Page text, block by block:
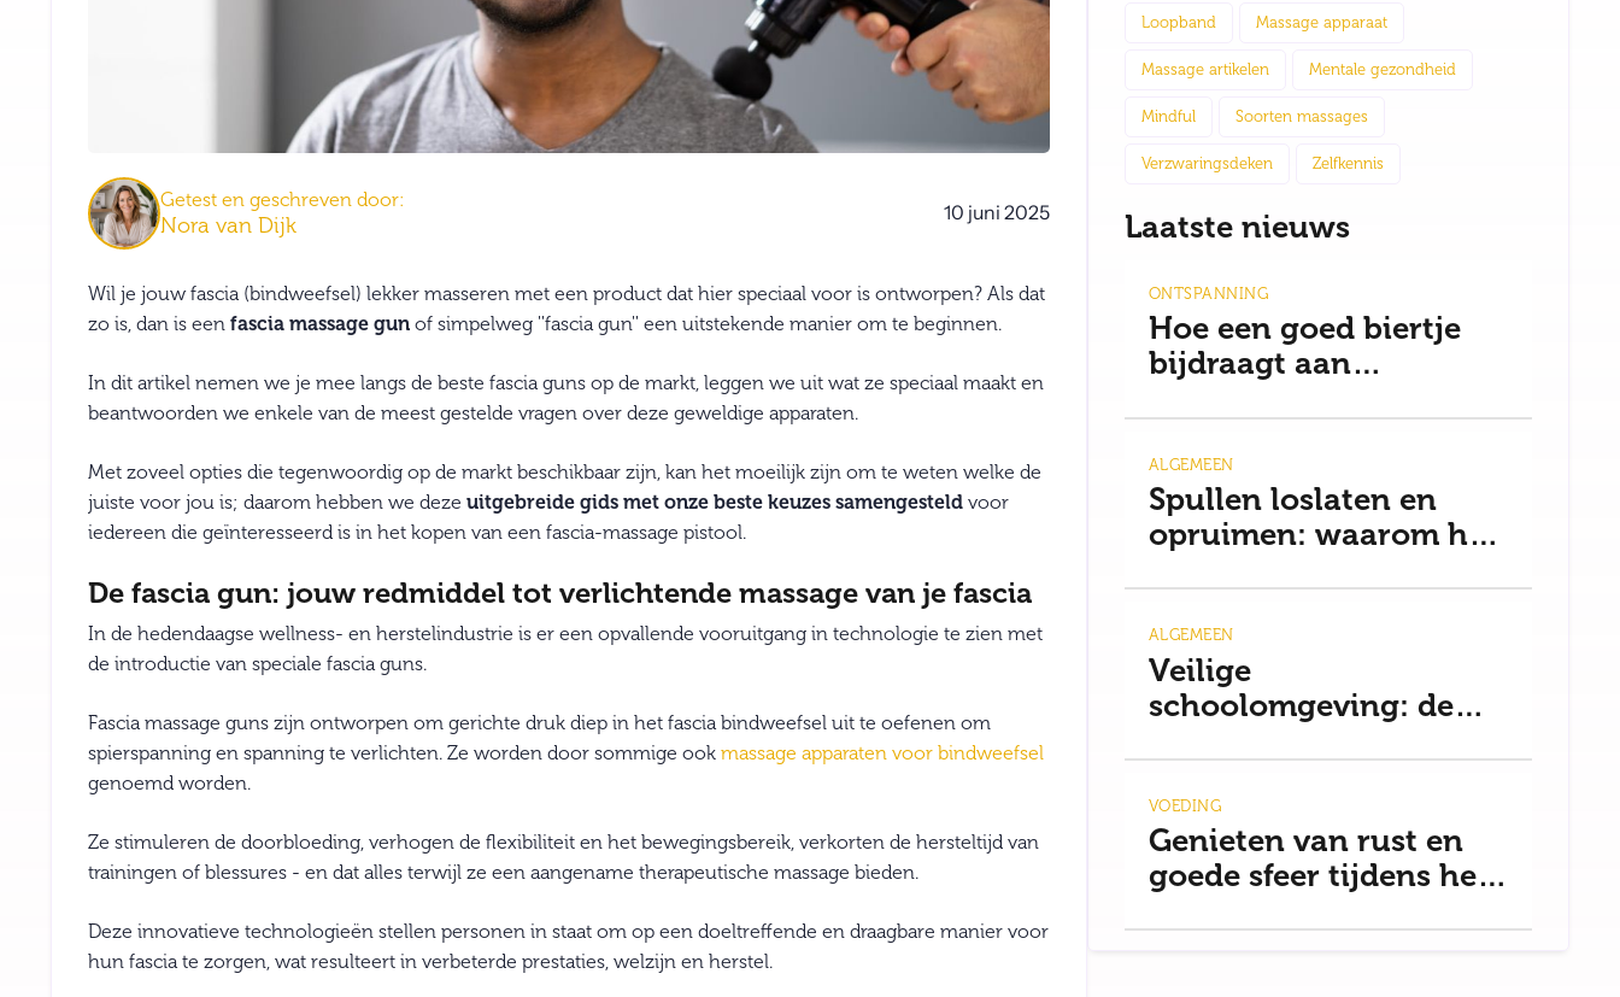
Getest en geschreven door:
Nora van Dijk 10 juni 2025
Wil je jouw fascia (bindweefsel) lekker masseren met een product dat hier speciaal voor is ontworpen? Als dat
zo is, dan is een fascia massage gun of simpelweg ''fascia gun'' een uitstekende manier om te beginnen.
In dit artikel nemen we je mee langs de beste fascia guns op de markt, leggen we uit wat ze speciaal maakt en
beantwoorden we enkele van de meest gestelde vragen over deze geweldige apparaten.
Met zoveel opties die tegenwoordig op de markt beschikbaar zijn, kan het moeilijk zijn om te weten welke de
juiste voor jou is; daarom hebben we deze uitgebreide gids met onze beste keuzes samengesteld voor
iedereen die geïnteresseerd is in het kopen van een fascia-massage pistool.
De fascia gun: jouw redmiddel tot verlichtende massage van je fascia
In de hedendaagse wellness- en herstelindustrie is er een opvallende vooruitgang in technologie te zien met
de introductie van speciale fascia guns.
Fascia massage guns zijn ontworpen om gerichte druk diep in het fascia bindweefsel uit te oefenen om
spierspanning en spanning te verlichten. Ze worden door sommige ook massage apparaten voor bindweefsel
genoemd worden.
Ze stimuleren de doorbloeding, verhogen de flexibiliteit en het bewegingsbereik, verkorten de hersteltijd van
trainingen of blessures - en dat alles terwijl ze een aangename therapeutische massage bieden.
Deze innovatieve technologieën stellen personen in staat om op een doeltreffende en draagbare manier voor
hun fascia te zorgen, wat resulteert in verbeterde prestaties, welzijn en herstel.
Loopband Massage apparaat
Massage artikelen Mentale gezondheid
Mindful Soorten massages
Verzwaringsdeken Zelfkennis
Laatste nieuws
ONTSPANNING
Hoe een goed biertje
bijdraagt aan
ALGEMEEN
Spullen loslaten en
opruimen: waarom het
ALGEMEEN
Veilige
schoolomgeving: de
VOEDING
Genieten van rust en
goede sfeer tijdens het